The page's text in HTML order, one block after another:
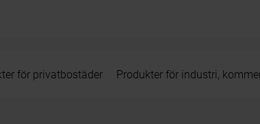
för privatbostäder Produkter för industri,